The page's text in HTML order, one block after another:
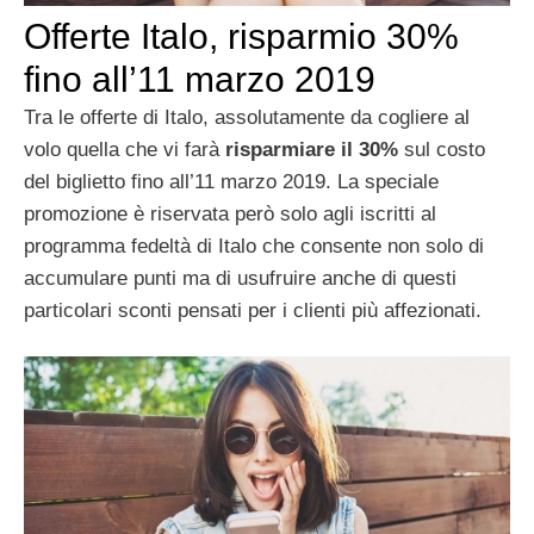
Offerte Italo, risparmio 30%
fino all’11 marzo 2019
Tra le offerte di Italo, assolutamente da cogliere al
volo quella che vi faràrisparmiare il 30% sul costo
del biglietto fino all’11 marzo 2019. La speciale
promozione è riservata però solo agli iscritti al
programma fedeltà di Italo che consente non solo di
accumulare punti ma di usufruire anche di questi
particolari sconti pensati per i clienti più affezionati.